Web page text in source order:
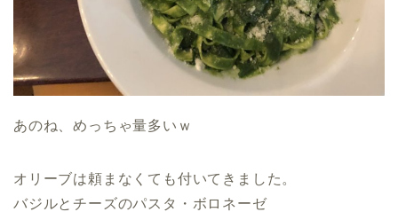
あのね、めっちゃ量多いｗ
オリーブは頼まなくても付いてきました。
バジルとチーズのパスタ・ボロネーゼ